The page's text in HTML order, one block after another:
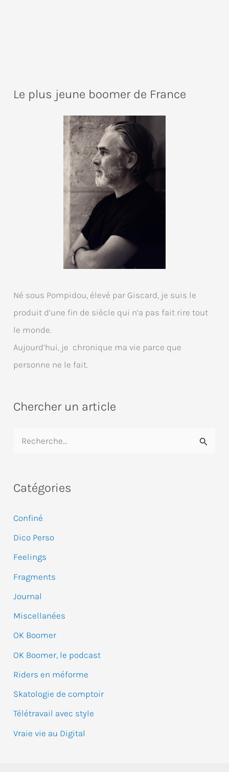
Le plus jeune boomer de France
Né sous Pompidou, élevé par Giscard, je suis le
produit d’une fin de siècle qui n’a pas fait rire tout
le monde.
Aujourd’hui, je chronique ma vie parce que
personne ne le fait.
Chercher un article
h
r
c
h
e
r
Catégories
Confiné
Dico Perso
Feelings
Fragments
Journal
Miscellanées
OK Boomer
OK Boomer, le podcast
Riders en méforme
Skatologie de comptoir
Télétravail avec style
Vraie vie au Digital